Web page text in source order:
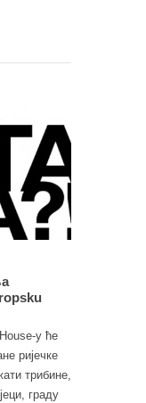
у ће
ријечке
трибине,
граду